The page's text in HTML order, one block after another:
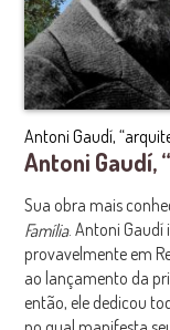
Antoni Gaudí,
Antoni Gaudí,
Sua obra mais
Família. Antoni Gaudí
provavelmente em
ao lançamento da
então, ele dedicou